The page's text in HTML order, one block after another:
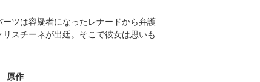
ツは容疑者になったレナードから弁護
スチーネが出廷。そこで彼女は思いも
原作